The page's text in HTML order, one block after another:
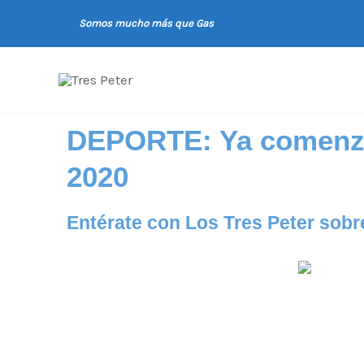
Somos mucho más que Gas
DEPORTE: Ya
2020
Entérate con Los Tres Peter